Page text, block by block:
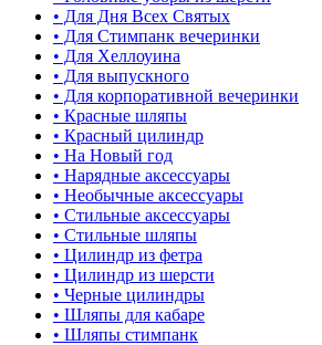
• Для Дня Всех Святых
• Для Стимпанк вечеринки
• Для Хеллоуина
• Для выпускного
• Для корпоративной вечеринки
• Красные шляпы
• Красный цилиндр
• На Новый год
• Нарядные аксессуары
• Необычные аксессуары
• Стильные аксессуары
• Стильные шляпы
• Цилиндр из фетра
• Цилиндр из шерсти
• Черные цилиндры
• Шляпы для кабаре
• Шляпы стимпанк